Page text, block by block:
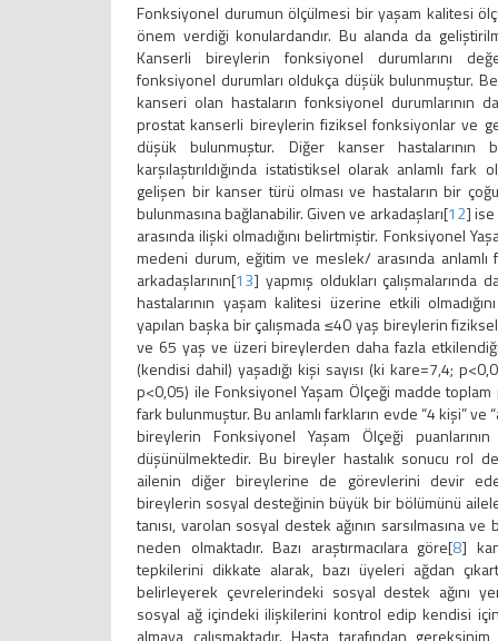
Fonksiyonel durumun ölçülmesi bir yaşam kalitesi
önem verdiği konulardandır. Bu alanda da
Kanserli bireylerin fonksiyonel durumlarını
fonksiyonel durumları oldukça düşük bulunmuştur.
kanseri olan hastaların fonksiyonel durumlarının
prostat kanserli bireylerin fiziksel fonksiyonlar ve
düşük bulunmuştur. Diğer kanser
karşılaştırıldığında istatistiksel olarak anlamlı
gelişen bir kanser türü olması ve hastaların bir
bulunmasına bağlanabilir. Given ve arkadaşları[12] ise
arasında ilişki olmadığını belirtmiştir. Fonksiyonel
medeni durum, eğitim ve meslek/ arasında anlamlı
arkadaşlarının[13] yapmış oldukları
hastalarının yaşam kalitesi üzerine etkili
yapılan başka bir çalışmada ≤40 yaş bireylerin
ve 65 yaş ve üzeri bireylerden daha fazla
(kendisi dahil) yaşadığı kişi sayısı (ki kare=7,4;
p<0,05) ile Fonksiyonel Yaşam Ölçeği madde toplam
fark bulunmuştur. Bu anlamlı farkların evde “4 kişi”
bireylerin Fonksiyonel Yaşam Ölçeği
düşünülmektedir. Bu bireyler hastalık sonucu rol
ailenin diğer bireylerine de görevlerini devir
bireylerin sosyal desteğinin büyük bir bölümünü
tanısı, varolan sosyal destek ağının sarsılmasına
neden olmaktadır. Bazı araştırmacılara göre[8]
tepkilerini dikkate alarak, bazı üyeleri ağdan
belirleyerek çevrelerindeki sosyal destek ağını
sosyal ağ içindeki ilişkilerini kontrol edip kendisi
almaya çalışmaktadır. Hasta tarafından